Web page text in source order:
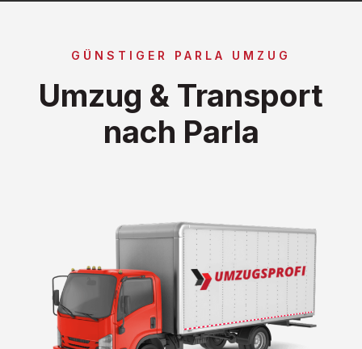
GÜNSTIGER PARLA UMZUG
Umzug & Transport
nach Parla